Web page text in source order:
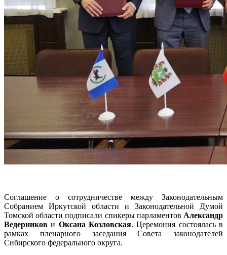
Соглашение о сотрудничестве между Законодательным
Собранием Иркутской области и Законодательной Думой
Томской области подписали спикеры парламентов Александр
Ведерникови Оксана Козловская. Церемония состоялась в
рамках пленарного заседания Совета законодателей
Сибирского федерального округа.